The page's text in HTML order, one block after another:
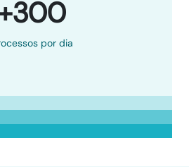
por dia